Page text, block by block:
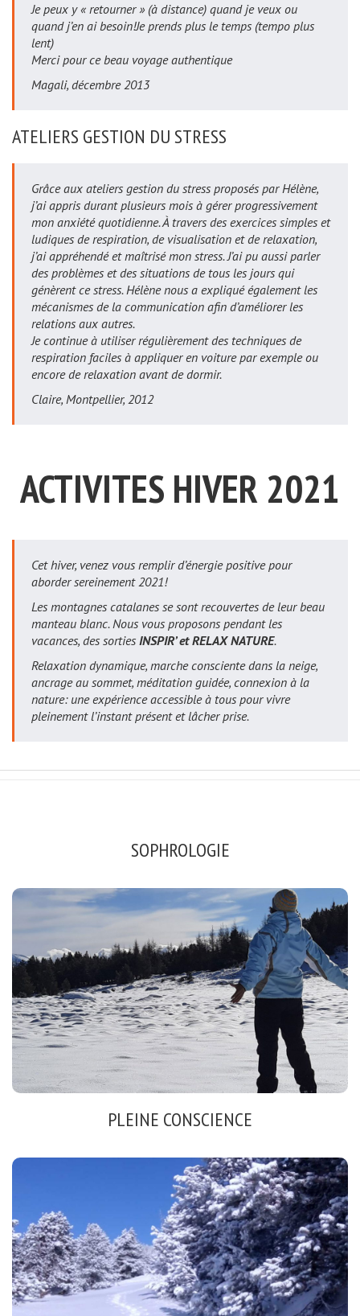
Je peux y « retourner » (à distance) quand je veux ou
quand j’en ai besoin!Je prends plus le temps (tempo plus
lent)
Merci pour ce beau voyage authentique
Magali, décembre 2013
ATELIERS GESTION DU STRESS
Grâce aux ateliers gestion du stress proposés par Hélène,
j’ai appris durant plusieurs mois à gérer progressivement
mon anxiété quotidienne. À travers des exercices simples et
ludiques de respiration, de visualisation et de relaxation,
j’ai appréhendé et maîtrisé mon stress. J’ai pu aussi parler
des problèmes et des situations de tous les jours qui
génèrent ce stress. Hélène nous a expliqué également les
mécanismes de la communication afin d’améliorer les
relations aux autres.
Je continue à utiliser régulièrement des techniques de
respiration faciles à appliquer en voiture par exemple ou
encore de relaxation avant de dormir.
Claire, Montpellier, 2012
ACTIVITES HIVER 2021
Cet hiver, venez vous remplir d’énergie positive pour
aborder sereinement 2021!
Les montagnes catalanes se sont recouvertes de leur beau
manteau blanc. Nous vous proposons pendant les
vacances, des sorties INSPIR’ et RELAX NATURE.
Relaxation dynamique, marche consciente dans la neige,
ancrage au sommet, méditation guidée, connexion à la
nature: une expérience accessible à tous pour vivre
pleinement l’instant présent et lâcher prise.
SOPHROLOGIE
SOPHRO-NATURE
Respirer
Libérer les émotions
Relaxation dynamique
PLEINE CONSCIENCE
CENTRAGE
Marche consciente
Instant présent
Inspiration